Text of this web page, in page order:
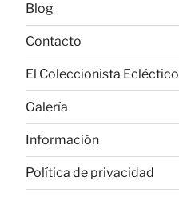
Blog
Contacto
El Coleccionista Ecléctico
Galería
Información
Política de privacidad